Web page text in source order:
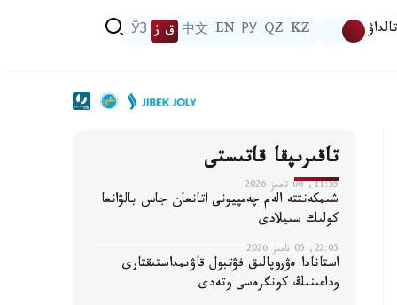
تالداۋ KZ
QZ
РУ
EN
中文 ق ز ЎЗ
تاقىرىپقا قاتىستى
11:55, 06 تامىز 2026
شىمكەنتتە الەم چەمپيونى اتانعان جاس بالۋانعا
كولىك سىيلادى
22:05, 05 تامىز 2026
استانادا ەۋروپالىق فۋتبول قاۋىمداستىقتارى
وداعىنىڭ كونگرەسى وتەدى